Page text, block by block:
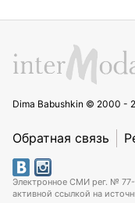
Dima Babushkin © 2000 -
Обратная связь
Электронное СМИ рег. № 77-
активной ссылкой на